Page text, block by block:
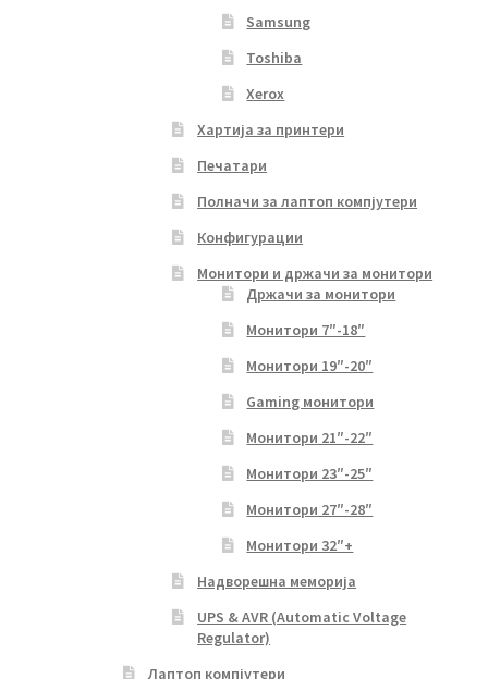
Samsung
Toshiba
Xerox
Хартија за принтери
Печатари
Полначи за лаптоп компјутери
Конфигурации
Монитори и држачи за монитори
Држачи за монитори
Монитори 7″-18″
Монитори 19″-20″
Gaming монитори
Монитори 21″-22″
Монитори 23″-25″
Монитори 27″-28″
Монитори 32″+
Надворешна меморија
UPS & AVR (Automatic Voltage
Regulator)
Лаптоп компјутери